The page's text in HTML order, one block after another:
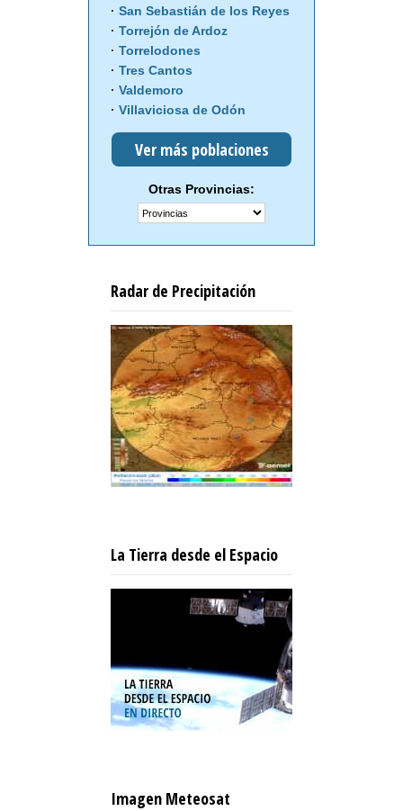
San Sebastián de los Reyes
Torrejón de Ardoz
Torrelodones
Tres Cantos
Valdemoro
Villaviciosa de Odón
Ver más poblaciones
Otras Provincias:
Radar de Precipitación
La Tierra desde el Espacio
Imagen Meteosat